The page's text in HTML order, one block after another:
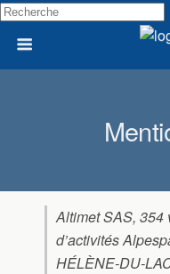
Altimet SAS, 354
d’activités
HÉLÈNE-DU-